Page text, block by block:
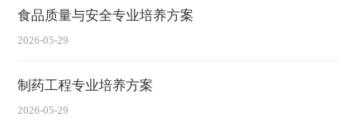
食品质量与安全专业培养方案
2026-05-29
制药工程专业培养方案
2026-05-29